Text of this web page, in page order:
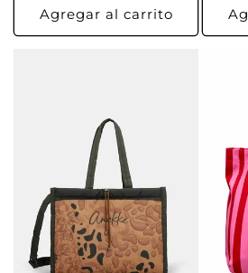
oferta
Agregar al carrito